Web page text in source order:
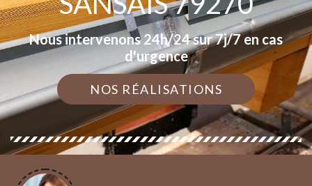
Nous intervenons 24h/24 sur 7j/7 en cas
d'urgence
NOS RÉALISATIONS